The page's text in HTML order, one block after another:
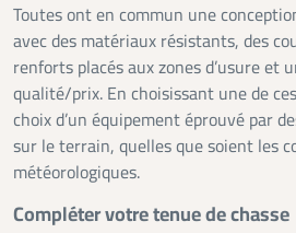
Toutes ont en commun une
avec des matériaux résistants, des
renforts placés aux zones d’usure et
qualité/prix. En choisissant une de
choix d’un équipement éprouvé par
sur le terrain, quelles que soient les
météorologiques.
Compléter votre tenue de chasse